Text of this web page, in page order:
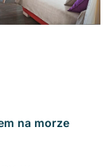
na morze